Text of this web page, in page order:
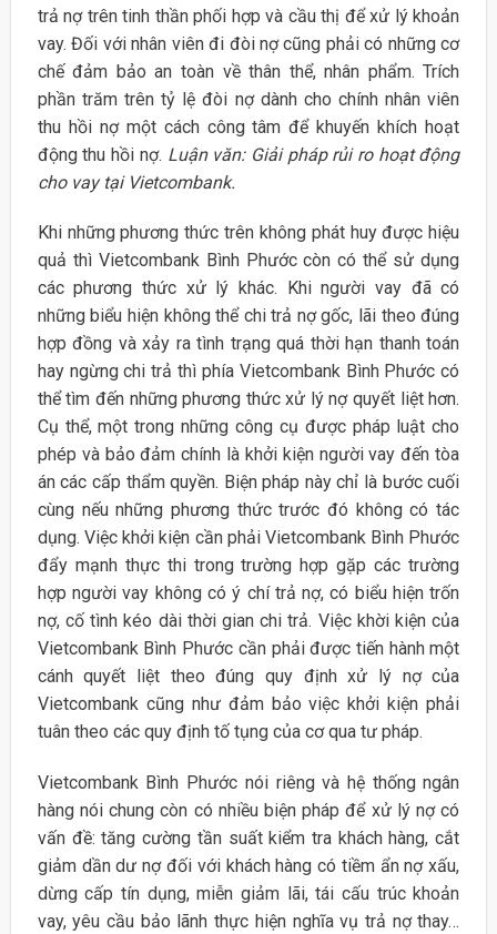
trả nợ trên tinh thần phối hợp và cầu thị để xử lý khoản
vay. Đối với nhân viên đi đòi nợ cũng phải có những cơ
chế đảm bảo an toàn về thân thể, nhân phẩm. Trích
phần trăm trên tỷ lệ đòi nợ dành cho chính nhân viên
thu hồi nợ một cách công tâm để khuyến khích hoạt
động thu hồi nợ. Luận văn: Giải pháp rủi ro hoạt động
cho vay tại Vietcombank.
Khi những phương thức trên không phát huy được hiệu
quả thì Vietcombank Bình Phước còn có thể sử dụng
các phương thức xử lý khác. Khi người vay đã có
những biểu hiện không thể chi trả nợ gốc, lãi theo đúng
hợp đồng và xảy ra tình trạng quá thời hạn thanh toán
hay ngừng chi trả thì phía Vietcombank Bình Phước có
thể tìm đến những phương thức xử lý nợ quyết liệt hơn.
Cụ thể, một trong những công cụ được pháp luật cho
phép và bảo đảm chính là khởi kiện người vay đến tòa
án các cấp thẩm quyền. Biện pháp này chỉ là bước cuối
cùng nếu những phương thức trước đó không có tác
dụng. Việc khởi kiện cần phải Vietcombank Bình Phước
đẩy mạnh thực thi trong trường hợp gặp các trường
hợp người vay không có ý chí trả nợ, có biểu hiện trốn
nợ, cố tình kéo dài thời gian chi trả. Việc khời kiện của
Vietcombank Bình Phước cần phải được tiến hành một
cánh quyết liệt theo đúng quy định xử lý nợ của
Vietcombank cũng như đảm bảo việc khởi kiện phải
tuân theo các quy định tố tụng của cơ qua tư pháp.
Vietcombank Bình Phước nói riêng và hệ thống ngân
hàng nói chung còn có nhiều biện pháp để xử lý nợ có
vấn đề: tăng cường tần suất kiểm tra khách hàng, cắt
giảm dần dư nợ đối với khách hàng có tiềm ẩn nợ xấu,
dừng cấp tín dụng, miễn giảm lãi, tái cấu trúc khoản
vay, yêu cầu bảo lãnh thực hiện nghĩa vụ trả nợ thay…